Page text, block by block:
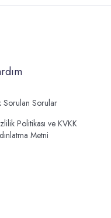
Sorulan Sorular
Politikası ve KVKK
Metni